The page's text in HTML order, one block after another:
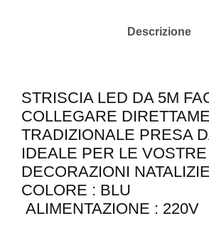
Descrizione
STRISCIA LED DA 5M
COLLEGARE
TRADIZIONALE PRESA
IDEALE PER LE VOSTRE
DECORAZIONI
COLORE : BLU
ALIMENTAZIONE : 220V